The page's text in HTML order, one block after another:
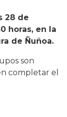
28 de
horas, en la
de Ñuñoa.
son
completar el